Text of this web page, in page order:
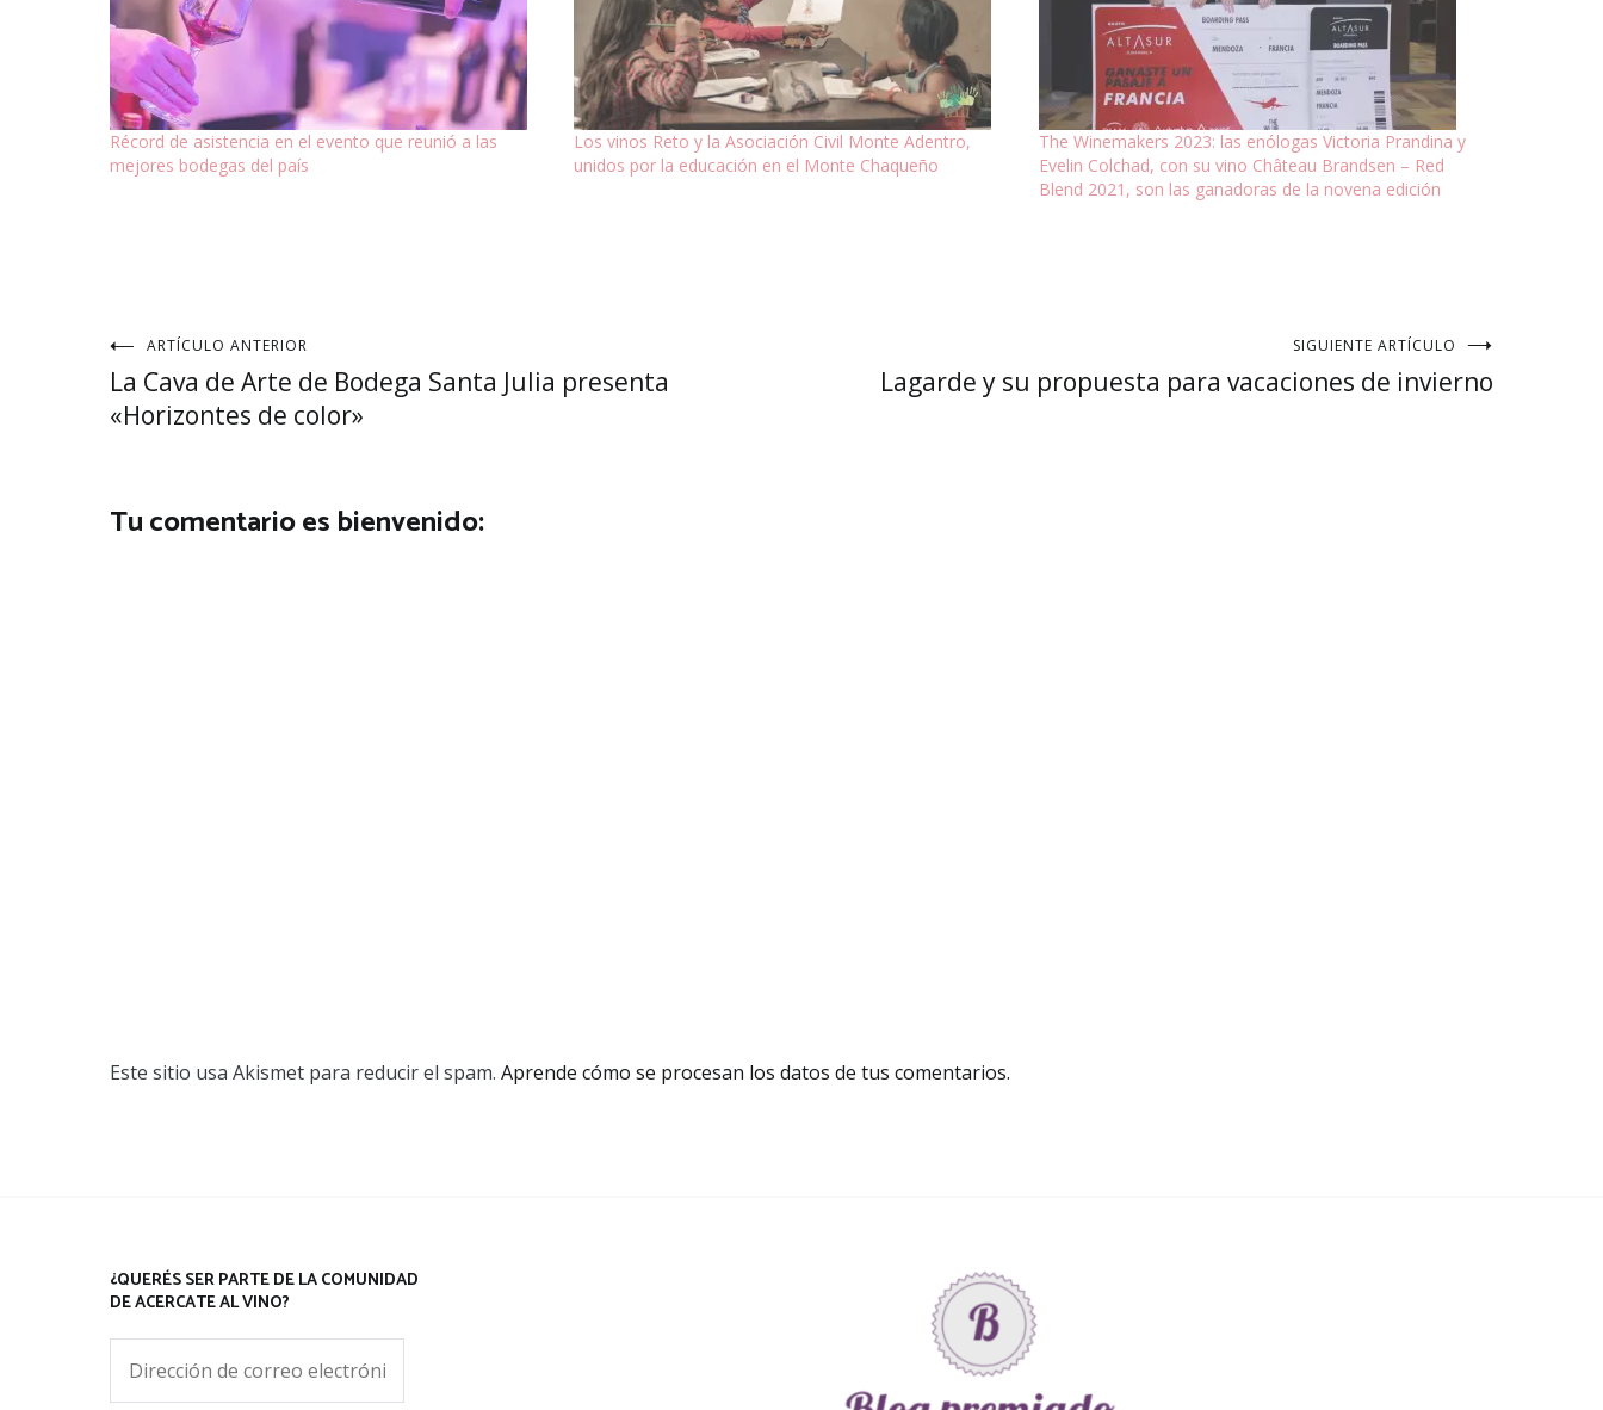
Récord de asistencia en el evento que reunió a las
mejores bodegas del país
Los vinos Reto y la Asociación Civil Monte Adentro,
unidos por la educación en el Monte Chaqueño
The Winemakers 2023: las enólogas Victoria Prandina y
Evelin Colchad, con su vino Château Brandsen – Red
Blend 2021, son las ganadoras de la novena edición
Navegación
de
ARTÍCULO ANTERIOR
La Cava de Arte de Bodega Santa Julia presenta
«Horizontes de color»
SIGUIENTE ARTÍCULO
Lagarde y su propuesta para vacaciones de invierno
Tu comentario es bienvenido:
Este sitio usa Akismet para reducir el spam. Aprende cómo se procesan los datos de tus comentarios.
¿QUERÉS SER PARTE DE LA COMUNIDAD
DE ACERCATE AL VINO?